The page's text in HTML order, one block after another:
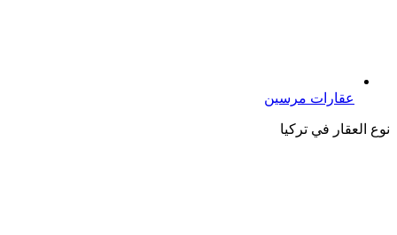
عقارات مرسين
نوع العقار في تركيا